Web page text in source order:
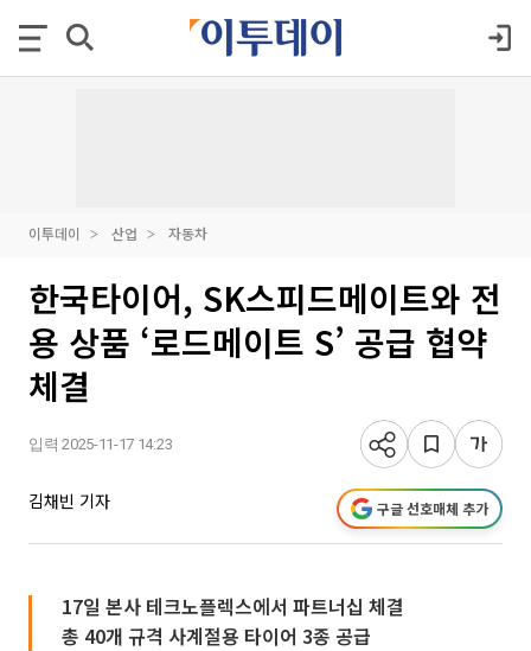
이투데이 산업 자동차
한국타이어, SK스피드메이트와 전
용 상품 ‘로드메이트 S’ 공급 협약
체결
입력 2025-11-17 14:23
김채빈 기자 구글 선호매체 추가
17일 본사 테크노플렉스에서 파트너십 체결
총 40개 규격 사계절용 타이어 3종 공급